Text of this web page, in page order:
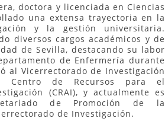
doctora y licenciada en Ciencias
una extensa trayectoria en la
y la gestión universitaria.
diversos cargos académicos y de
de Sevilla, destacando su labor
de Enfermería durante
al Vicerrectorado de Investigación
Centro de Recursos para el
(CRAI), y actualmente es
de Promoción de la
de Investigación.